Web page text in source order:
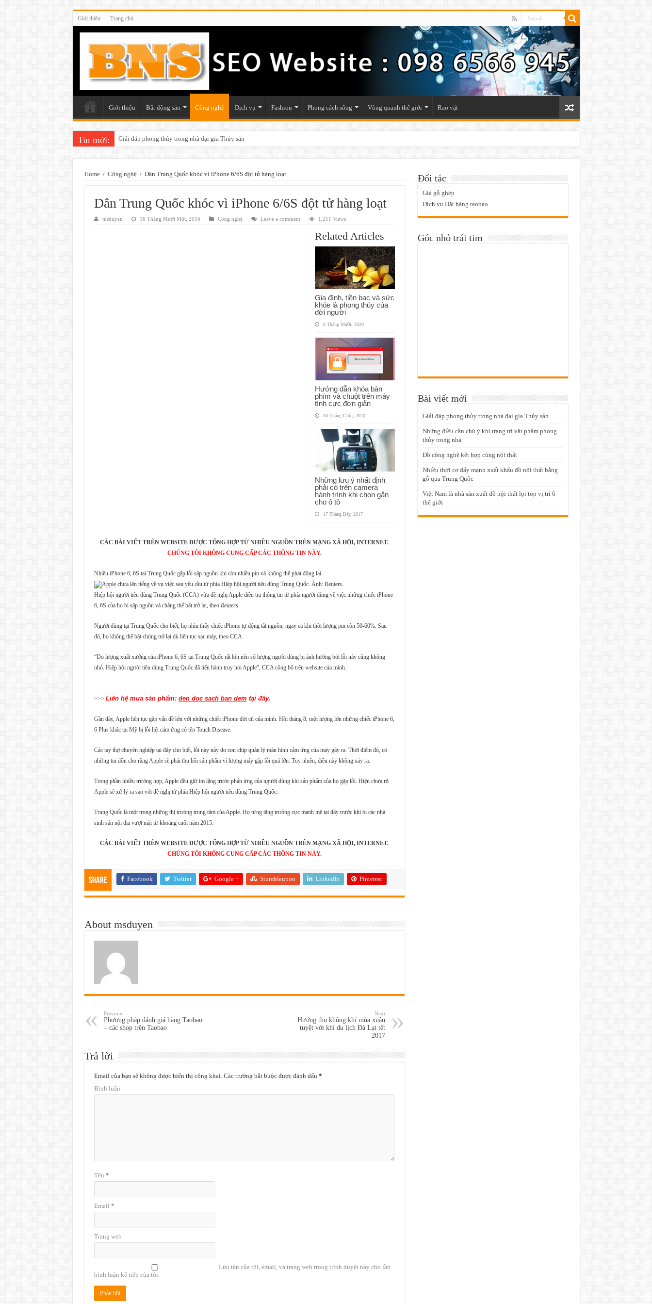
Giới thiệu Trang chủ
Giới thiệu Bất động sản Công nghệ Dịch vụ Fashion Phong cách sống Vòng quanh thế giới Rao vặt
Tin mới: Giải đáp phong thủy trong nhà đại gia Thủy sản
Home / Công nghệ / Dân Trung Quốc khóc vì iPhone 6/6S đột tử hàng loạt
Dân Trung Quốc khóc vì iPhone 6/6S đột tử hàng loạt
msduyen 16 Tháng Mười Một, 2016 Công nghệ Leave a comment 1,211 Views
Related Articles
Gia đình, tiền bạc và sức
khỏe là phong thủy của
đời người
6 Tháng Mười, 2020
Hướng dẫn khóa bàn
phím và chuột trên máy
tính cực đơn giản
30 Tháng Chín, 2020
Những lưu ý nhất định
phải có trên camera
hành trình khi chọn gắn
cho ô tô
17 Tháng Bảy, 2017
CÁC BÀI VIẾT TRÊN WEBSITE ĐƯỢC TỔNG HỢP TỪ NHIỀU NGUỒN TRÊN MẠNG XÃ HỘI, INTERNET.
CHÚNG TÔI KHÔNG CUNG CẤP CÁC THÔNG TIN NÀY.
Nhiều iPhone 6, 6S tại Trung Quốc gặp lỗi sập nguồn khi còn nhiều pin và không thể phát động lại.
Apple chưa lên tiếng về vụ việc sau yêu cầu từ phía Hiệp hội người tiêu dùng Trung Quốc. Ảnh: Reuters.
Hiệp hội người tiêu dùng Trung Quốc (CCA) vừa đề nghị Apple điều tra thông tin từ phía người dùng về việc những chiếc iPhone
6, 6S của họ bị sập nguồn và chẳng thể bật trở lại, theo Reuters.
Người dùng tại Trung Quốc cho biết, họ nhìn thấy chiếc iPhone tự động tắt nguồn, ngay cả khi thời lượng pin còn 50-60%. Sau
đó, họ không thể bật chúng trở lại dù liên tục sạc máy, theo CCA.
“Do lượng xuất xưởng của iPhone 6, 6S tại Trung Quốc rất lớn nên số lượng người dùng bị ảnh hưởng bởi lỗi này cũng không
nhỏ. Hiệp hội người tiêu dùng Trung Quốc đã tiến hành truy hỏi Apple”, CCA công bố trên website của mình.
>>> Liên hệ mua sản phẩm: den doc sach ban dem tại đây.
Gần đây, Apple liên tục gặp vấn đề lớn với những chiếc iPhone đời cũ của mình. Hồi tháng 8, một lượng lớn những chiếc iPhone 6,
6 Plus khác tại Mỹ bị lỗi liệt cảm ứng có tên Touch Disease.
Các tay thợ chuyên nghiệp tại đây cho biết, lỗi này nảy do con chip quản lý màn hình cảm ứng của máy gây ra. Thời điểm đó, có
những tin đồn cho rằng Apple sẽ phải thu hồi sản phẩm vì lượng máy gặp lỗi quá lớn. Tuy nhiên, điều này không xảy ra.
Trong phần nhiều trường hợp, Apple đều giữ im lặng trước phản ứng của người dùng khi sản phẩm của họ gặp lỗi. Hiện chưa rõ
Apple sẽ xử lý ra sao với đề nghị từ phía Hiệp hội người tiêu dùng Trung Quốc.
Trung Quốc là một trong những thị trường trung tâm của Apple. Họ từng tăng trưởng cực mạnh mẽ tại đây trước khi bị các nhà
sinh sản nội địa vượt mặt từ khoảng cuối năm 2015.
CÁC BÀI VIẾT TRÊN WEBSITE ĐƯỢC TỔNG HỢP TỪ NHIỀU NGUỒN TRÊN MẠNG XÃ HỘI, INTERNET.
CHÚNG TÔI KHÔNG CUNG CẤP CÁC THÔNG TIN NÀY.
Share Facebook Twitter Google + Stumbleupon LinkedIn Pinterest
About msduyen
Previous
Phương pháp đánh giá hàng Taobao
– các shop trên Taobao
Next
Hưởng thụ không khí mùa xuân
tuyệt vời khi du lịch Đà Lạt tết
2017
Trả lời
Email của bạn sẽ không được hiển thị công khai. Các trường bắt buộc được đánh dấu *
Bình luận
Tên *
Email *
Trang web
Lưu tên của tôi, email, và trang web trong trình duyệt này cho lần
bình luận kế tiếp của tôi.
Đối tác
Giá gỗ ghép
Dịch vụ Đặt hàng taobao
Góc nhỏ trái tim
Bài viết mới
Giải đáp phong thủy trong nhà đại gia Thủy sản
Những điều cần chú ý khi trang trí vật phẩm phong
thủy trong nhà
Đồ công nghệ kết hợp cùng nội thất
Nhiều thời cơ đẩy mạnh xuất khẩu đồ nội thất bằng
gỗ qua Trung Quốc
Việt Nam là nhà sản xuất đồ nội thất lọt top vị trí 6
thế giới